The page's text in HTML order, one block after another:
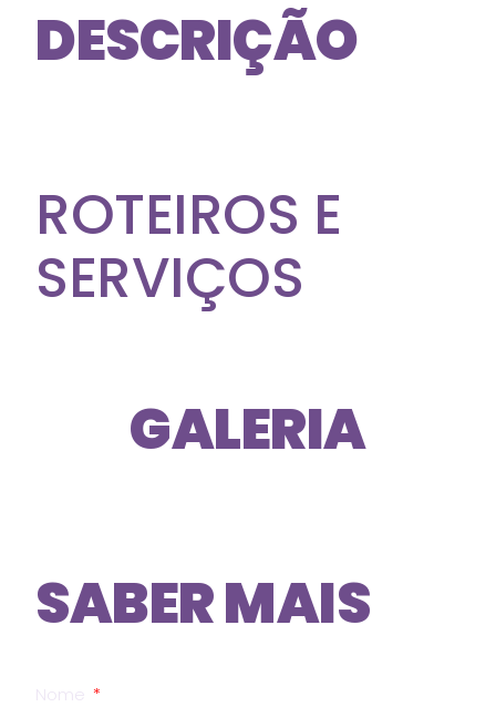
DESCRIÇÃO
ROTEIROS E
SERVIÇOS
GALERIA
SABER MAIS
Nome